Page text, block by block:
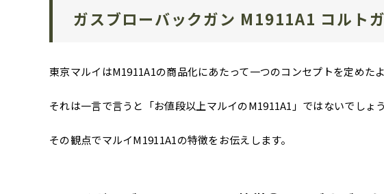
ガスブローバックガン M1911A1 コルト
東京マルイはM1911A1の商品化にあたって一つのコンセプトを定めた
それは一言で言うと「お値段以上マルイのM1911A1」ではないでしょう
その観点でマルイM1911A1の特徴をお伝えします。